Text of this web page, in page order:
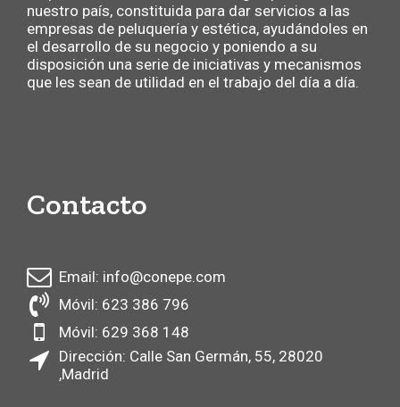
nuestro país, constituida para dar servicios a las
empresas de peluquería y estética, ayudándoles en
el desarrollo de su negocio y poniendo a su
disposición una serie de iniciativas y mecanismos
que les sean de utilidad en el trabajo del día a día.
Contacto
Email: info@conepe.com
Móvil: 623 386 796
Móvil: 629 368 148
Dirección: Calle San Germán, 55, 28020
,Madrid